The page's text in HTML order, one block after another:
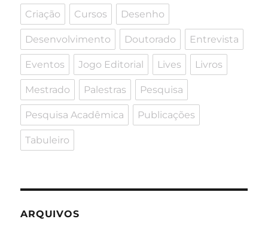
Criação Cursos Desenho
Desenvolvimento Doutorado Entrevista
Eventos Jogo Editorial Lives Livros
Mestrado Palestras Pesquisa
Pesquisa Acadêmica Publicações
Tabuleiro
ARQUIVOS